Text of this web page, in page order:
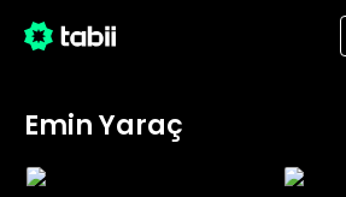
Emin Yaraç